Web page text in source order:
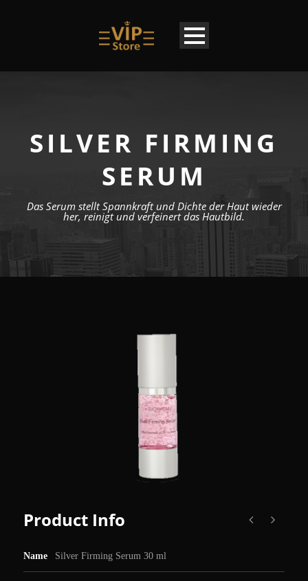
SILVER FIRMING
SERUM
Das Serum stellt Spannkraft und Dichte der Haut wieder
her, reinigt und verfeinert das Hautbild.
Product Info
Name Silver Firming Serum 30 ml